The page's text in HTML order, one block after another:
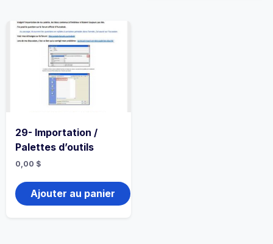
29- Importation /
Palettes d’outils
0,00 $
Ajouter au panier